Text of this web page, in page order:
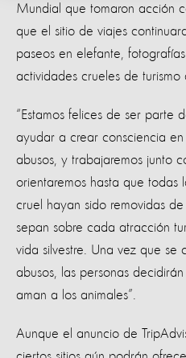
Mundial que tomaron acción
que el sitio de viajes
paseos en elefante,
actividades crueles de turismo
“Estamos felices de ser parte
ayudar a crear consciencia en
abusos, y trabajaremos junto
orientaremos hasta que todas
cruel hayan sido removidas de
sepan sobre cada atracción
vida silvestre. Una vez que
abusos, las personas
aman a los animales”.
Aunque el anuncio de